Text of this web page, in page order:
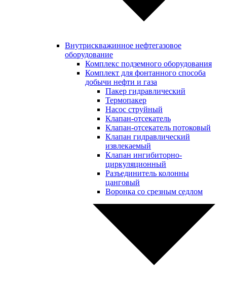
Внутрискважинное нефтегазовое
оборудование
Комплекс подземного оборудования
Комплект для фонтанного способа
добычи нефти и газа
Пакер гидравлический
Термопакер
Насос струйный
Клапан-отсекатель
Клапан-отсекатель потоковый
Клапан гидравлический
извлекаемый
Клапан ингибиторно-
циркуляционный
Разъединитель колонны
цанговый
Воронка со срезным седлом